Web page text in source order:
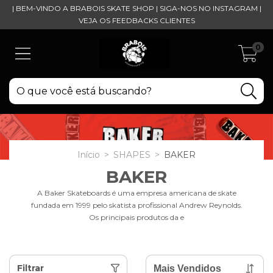
| BEM-VINDO A BRABOIS SKATE SHOP | SIGA-NOS NO INSTAGRAM |
VEJA OS FEEDBACKS CLIENTES
0
Início > SHAPES > BAKER
BAKER
A Baker Skateboards é uma empresa americana de skate
fundada em 1999 pelo skatista profissional Andrew Reynolds.
Os principais produtos da e
Filtrar